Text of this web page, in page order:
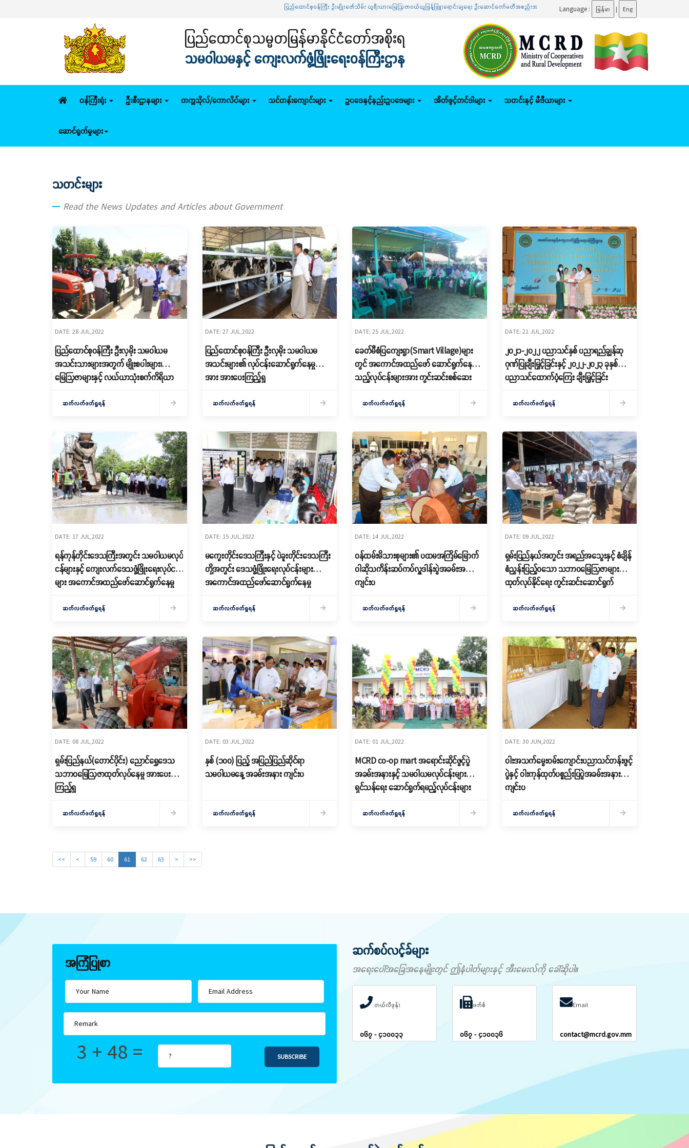
ပြည်ထောင်စုဝန်ကြီး ဦးမျိုးဇော်သိမ်း ယူရီးယားမြေဩဇာဝယ်ယူဖြန့်ဖြူးရောင်းချရေး ဦးဆောင်ကော်မတီအစည်းအဝေးသို့ တက်ရောက် .......ပြည်ထောင်စုဝန်ကြီး ဦးမျိုးဇော်သိမ်း နေပြည်တော်
Language : မြန်မာ | Eng
ပြည်ထောင်စုသမ္မတမြန်မာနိုင်ငံတော်အစိုးရ
သမဝါယမနှင့် ကျေးလက်ဖွံ့ဖြိုးရေးဝန်ကြီးဌာန
ဝန်ကြီးရုံး ဦးစီးဌာနများ တက္ကသိုလ်/ကောလိပ်များ သင်တန်းကျောင်းများ ဥပဒေနှင့်နည်းဥပဒေများ အိတ်ဖွင့်တင်ဒါများ သတင်းနှင့် မီဒီယာများ
ဆောင်ရွက်မှုများ
သတင်းများ
Read the News Updates and Articles about Government
DATE: 28 JUL,2022
ပြည်ထောင်စုဝန်ကြီး ဦးလှမိုး သမဝါယမ
အသင်းသားများအတွက် မျိုးစပါးများ၊
မြေဩဇာများနှင့် လယ်ယာသုံးစက်ကိရိယာ
တက်ရောက်
ဆက်လက်ဖတ်ရှုရန်
DATE: 27 JUL,2022
ပြည်ထောင်စုဝန်ကြီး ဦးလှမိုး သမဝါယမ
အသင်းများ၏ လုပ်ငန်းဆောင်ရွက်နေမှုများ
အား အားပေးကြည့်ရှု
ဆက်လက်ဖတ်ရှုရန်
DATE: 25 JUL,2022
ခေတ်မီစံပြကျေးရွာ(Smart Village)များ
တွင် အကောင်အထည်ဖော် ဆောင်ရွက်နေ
သည့်လုပ်ငန်းများအား ကွင်းဆင်းစစ်ဆေး
ဆက်လက်ဖတ်ရှုရန်
DATE: 21 JUL,2022
၂၀၂၁-၂၀၂၂ ပညာသင်နှစ် ပညာရည်ချွန်ဆု
ဂုဏ်ပြုချီးမြှင့်ခြင်းနှင့် ၂၀၂၂-၂၀၂၃ ခုနှစ်
ပညာသင်ထောက်ပံ့ကြေး ချီးမြှင့်ခြင်း
ဆက်လက်ဖတ်ရှုရန်
DATE: 17 JUL,2022
ရန်ကုန်တိုင်းဒေသကြီးအတွင်း သမဝါယမလုပ်
ငန်များနှင့် ကျေးလက်ဒေသဖွံ့ဖြိုးရေးလုပ်ငန်း
များ အကောင်အထည်ဖော်ဆောင်ရွက်နေမှု
ဆက်လက်ဖတ်ရှုရန်
DATE: 15 JUL,2022
မကွေးတိုင်းဒေသကြီးနှင့် ပဲခူးတိုင်းဒေသကြီး
တို့အတွင်း ဒေသဖွံ့ဖြိုးရေးလုပ်ငန်းများ
အကောင်အထည်ဖော်ဆောင်ရွက်နေမှု
ဆက်လက်ဖတ်ရှုရန်
DATE: 14 JUL,2022
ဝန်ထမ်းမိသားစုများ၏ ပထမအကြိမ်မြောက်
ဝါဆိုသင်္ကန်းဆပ်ကပ်လှူဒါန်းပွဲအခမ်းအနား
ကျင်းပ
ဆက်လက်ဖတ်ရှုရန်
DATE: 09 JUL,2022
ရှမ်းပြည်နယ်အတွင်း အရည်အသွေးနှင့် စံချိန်
စံညွှန်းပြည့်ဝသော သဘာဝမြေဩဇာများ
ထုတ်လုပ်နိုင်ရေး ကွင်းဆင်းဆောင်ရွက်
ဆက်လက်ဖတ်ရှုရန်
DATE: 08 JUL,2022
ရှမ်းပြည်နယ်(တောင်ပိုင်း) ညောင်ရွှေဒေသ
သဘာဝမြေဩဇာထုတ်လုပ်နေမှု အားပေး
ကြည့်ရှု
ဆက်လက်ဖတ်ရှုရန်
DATE: 03 JUL,2022
နှစ် (၁၀၀) ပြည့် အပြည်ပြည်ဆိုင်ရာ
သမဝါယမနေ့ အခမ်းအနား ကျင်းပ
ဆက်လက်ဖတ်ရှုရန်
DATE: 01 JUL,2022
MCRD co-op mart အရောင်းဆိုင်ဖွင့်ပွဲ
အခမ်းအနားနှင့် သမဝါယမလုပ်ငန်းများ
ရှင်သန်ရေး ဆောင်ရွက်ရမည့်လုပ်ငန်းများ
ဆက်လက်ဖတ်ရှုရန်
DATE: 30 JUN,2022
ဝါးအသက်မွေးဝမ်းကျောင်းပညာသင်တန်းဖွင့်
ပွဲနှင့် ဝါးကုန်ထုတ်ပစ္စည်းပြပွဲအခမ်းအနား
ကျင်းပ
ဆက်လက်ဖတ်ရှုရန်
<< < 59 60 61 62 63 > >>
အကြံပြုစာ
3 + 48 = SUBSCRIBE
ဆက်စပ်လင့်ခ်များ
အရေးပေါ်အခြေအနေမျိုးတွင် ဤနံပါတ်များနှင့် အီးမေးလ်ကို ခေါ်ဆိုပါ။
တယ်လီဖုန်း
၀၆၇ - ၄၁၀၀၃၃
ဖက်စ်
၀၆၇ - ၄၁၀၀၃၆
Email
contact@mcrd.gov.mm